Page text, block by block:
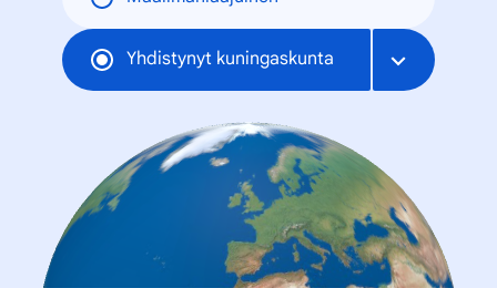
Yhdistynyt kuningaskunta